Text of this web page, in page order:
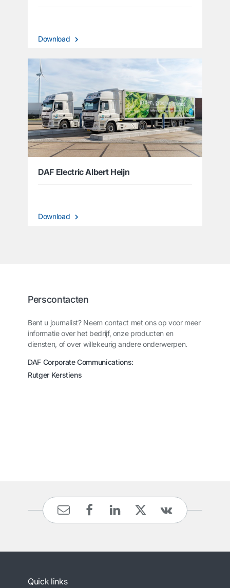
Download
DAF Electric Albert Heijn
Download
Perscontacten
Bent u journalist? Neem contact met ons op voor meer
informatie over het bedrijf, onze producten en
diensten, of over willekeurig andere onderwerpen.
DAF Corporate Communications:
Rutger Kerstiens
Quick links